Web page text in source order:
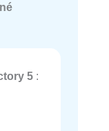
5 :